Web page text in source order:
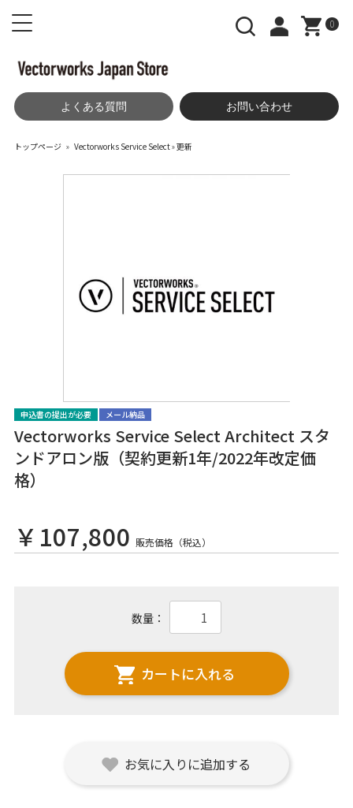
0
よくある質問 お問い合わせ
トップページ » Vectorworks Service Select»更新
申込書の提出が必要 メール納品
Vectorworks Service Select Architect スタ
ンドアロン版（契約更新1年/2022年改定価
格）
￥107,800 販売価格（税込）
数量：
カートに入れる
お気に入りに追加する